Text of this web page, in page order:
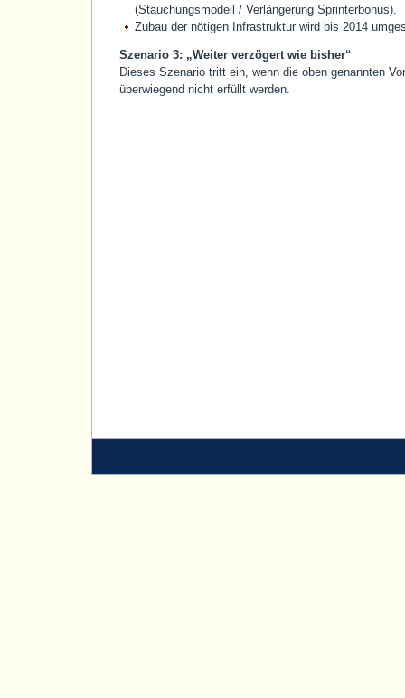
(Stauchungsmodell / Verlängerung Sprinterbonus).
Zubau der nötigen Infrastruktur wird bis 2014
Szenario 3: „Weiter verzögert wie bisher“
Dieses Szenario tritt ein, wenn die oben genannten
überwiegend nicht erfüllt werden.